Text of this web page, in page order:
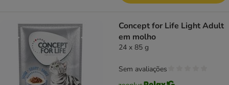
Concept for Life Light Adult
em molho
24 x 85 g
Sem avaliações